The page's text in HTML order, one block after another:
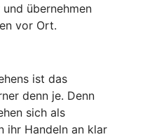
übernehmen
vor Ort.
ist das
denn je. Denn
sich als
ihr Handeln an klar